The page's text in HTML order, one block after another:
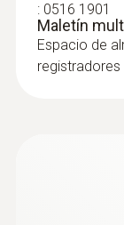
: 0516 1901
Maletín
Espacio de